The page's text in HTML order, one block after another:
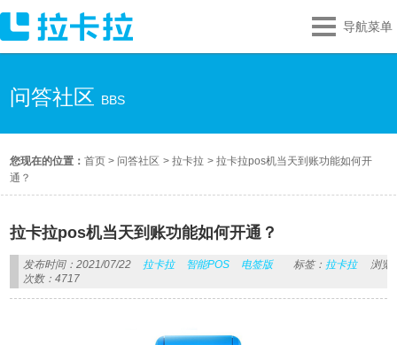
导航菜单
问答社区 BBS
您现在的位置：首页 > 问答社区 >拉卡拉 >拉卡拉pos机当天到账功能如何开
通？
拉卡拉pos机当天到账功能如何开通？
发布时间：2021/07/22 拉卡拉 智能POS 电签版 标签： 拉卡拉
浏览
次数：4717